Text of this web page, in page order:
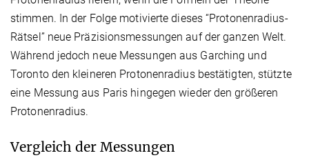
stimmen. In der Folge motivierte dieses “Protonenradius-
Rätsel” neue Präzisionsmessungen auf der ganzen Welt.
Während jedoch neue Messungen aus Garching und
Toronto den kleineren Protonenradius bestätigten, stützte
eine Messung aus Paris hingegen wieder den größeren
Protonenradius.
Vergleich der Messungen